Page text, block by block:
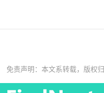
免责声明：本文系转载，版权